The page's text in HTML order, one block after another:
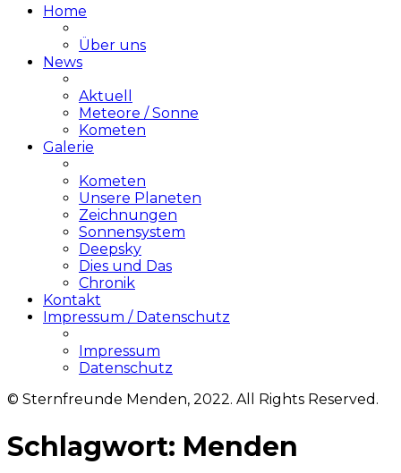
Home
Über uns
News
Aktuell
Meteore / Sonne
Kometen
Galerie
Kometen
Unsere Planeten
Zeichnungen
Sonnensystem
Deepsky
Dies und Das
Chronik
Kontakt
Impressum / Datenschutz
Impressum
Datenschutz
© Sternfreunde Menden, 2022. All Rights Reserved.
Schlagwort: Menden